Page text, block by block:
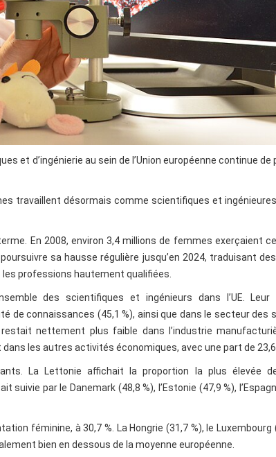
et d’ingénierie au sein de l’Union européenne continue de
travaillent désormais comme scientifiques et ingénieures
En 2008, environ 3,4 millions de femmes exerçaient
sa hausse régulière jusqu’en 2024, traduisant
professions hautement qualifiées.
des scientifiques et ingénieurs dans l’UE.
de connaissances (45,1 %), ainsi que dans le secteur des
nettement plus faible dans l’industrie
les autres activités économiques, avec une part de 23,6
La Lettonie affichait la proportion la plus élevée
par le Danemark (48,8 %), l’Estonie (47,9 %),
féminine, à 30,7 %. La Hongrie (31,7 %), le Luxembourg
bien en dessous de la moyenne européenne.